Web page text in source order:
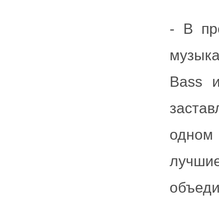
- В
Bass
одном